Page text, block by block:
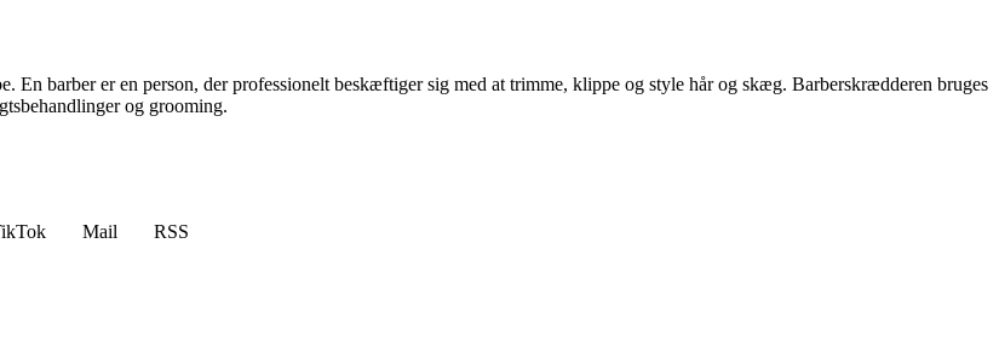
En barber er en person, der professionelt beskæftiger sig med at trimme, klippe og style hår og skæg. Barberskrædderen bruges
og grooming.
Mail
RSS